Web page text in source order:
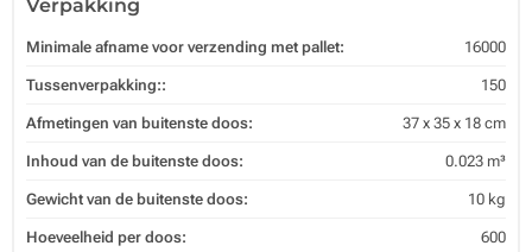
Verpakking
Minimale afname voor verzending met pallet: 16000
Tussenverpakking:: 150
Afmetingen van buitenste doos: 37 x 35 x 18 cm
Inhoud van de buitenste doos: 0.023 m³
Gewicht van de buitenste doos: 10 kg
Hoeveelheid per doos: 600